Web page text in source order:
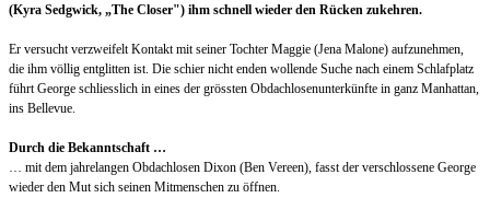
(Kyra Sedgwick, „The Closer") ihm schnell wieder den Rücken zukehren.
Er versucht verzweifelt Kontakt mit seiner Tochter Maggie (Jena Malone) aufzunehmen,
die ihm völlig entglitten ist. Die schier nicht enden wollende Suche nach einem Schlafplatz
führt George schliesslich in eines der grössten Obdachlosenunterkünfte in ganz Manhattan,
ins Bellevue.
Durch die Bekanntschaft …
… mit dem jahrelangen Obdachlosen Dixon (Ben Vereen), fasst der verschlossene George
wieder den Mut sich seinen Mitmenschen zu öffnen.